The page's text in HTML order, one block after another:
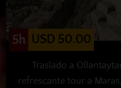
5h USD 50.00
Traslado a
refrescante tour a